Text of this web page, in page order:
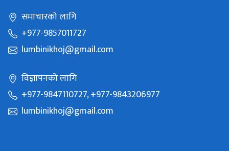
समाचारको लागि
+977-9857011727
lumbinikhoj@gmail.com
विज्ञापनको लागि
+977-9847110727, +977-9843206977
lumbinikhoj@gmail.com